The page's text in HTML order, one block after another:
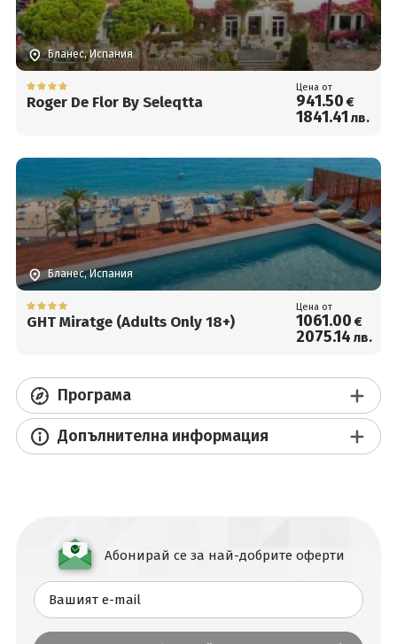
Бланес, Испания
Roger De Flor By Seleqtta
Цена от
941.50 €
1841.41 лв.
Бланес, Испания
GHT Miratge (Adults Only 18+)
Цена от
1061.00 €
2075.14 лв.
Програма
Допълнителна информация
Абонирай се за най-добрите оферти